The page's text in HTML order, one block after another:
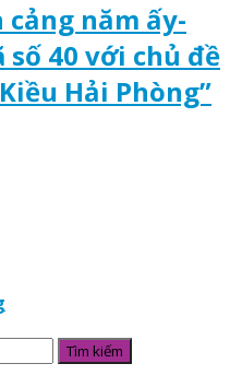
năm ấy-
40 với chủ đề
Hải Phòng”